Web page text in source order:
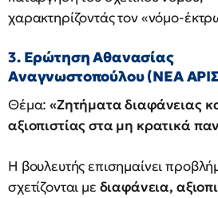
χαρακτηρίζοντάς τον «νόμο-
3. Ερώτηση Αθανασίας
Αναγνωστοπούλου (ΝΕΑ
Θέμα:«Ζητήματα διαφάνειας
αξιοπιστίας στα μη κρατικά
Η βουλευτής επισημαίνει
σχετίζονται με διαφάνεια,